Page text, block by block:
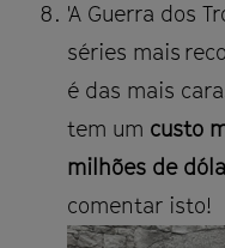
'A Guerra dos
séries mais
é das mais
tem um custo
milhões de
comentar isto!